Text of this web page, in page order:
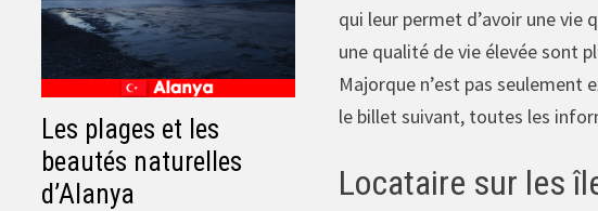
qui leur permet d’avoir une
une qualité de vie élevée sont
Majorque n’est pas
le billet suivant, toutes les
Locataire sur les
Les plages et les
beautés naturelles
d’Alanya